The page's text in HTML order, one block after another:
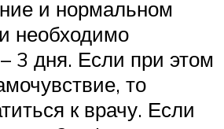
и нормальном
необходимо
3 дня. Если при этом
то
к врачу. Если